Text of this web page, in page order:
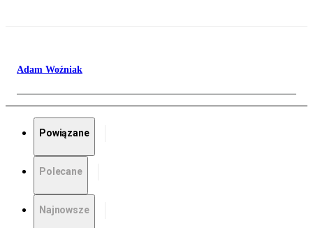
Adam Woźniak
Powiązane
Polecane
Najnowsze